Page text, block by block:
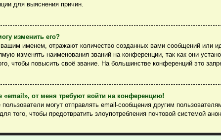
для выяснения причин.
изменить его?
именем, отражают количество созданных вами сообщений или
изменять наименования званий на конференции, так как они
чтобы повысить своё звание. На большинстве конференций это
«email», от меня требуют войти на конференцию!
пользователи могут отправлять email-сообщения другим
того, чтобы предотвратить злоупотребления почтовой системой